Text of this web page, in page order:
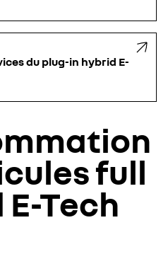
du plug-in hybrid E-
full
Tech